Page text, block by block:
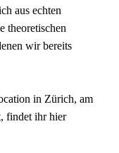
aus echten
theoretischen
wir bereits
in Zürich, am
findet ihr hier